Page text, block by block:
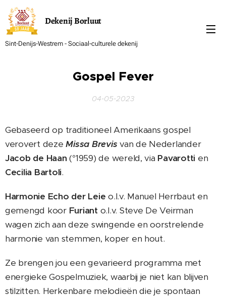
DekenijBorluut
Sint-Denijs-Westrem - Sociaal-culturele dekenij
Gospel Fever
04-05-2023
Gebaseerd op traditioneel Amerikaans gospel
verovert dezeMissa Brevisvan de Nederlander
Jacob de Haan (°1959) de wereld, via Pavarotti en
Cecilia Bartoli.
Harmonie Echo der Leie o.l.v. Manuel Herrbaut en
gemengd koor Furiant o.l.v. Steve De Veirman
wagen zich aan deze swingende en oorstrelende
harmonie van stemmen, koper en hout.
Ze brengen jou een gevarieerd programma met
energieke Gospelmuziek, waarbij je niet kan blijven
stilzitten. Herkenbare melodieën die je spontaan